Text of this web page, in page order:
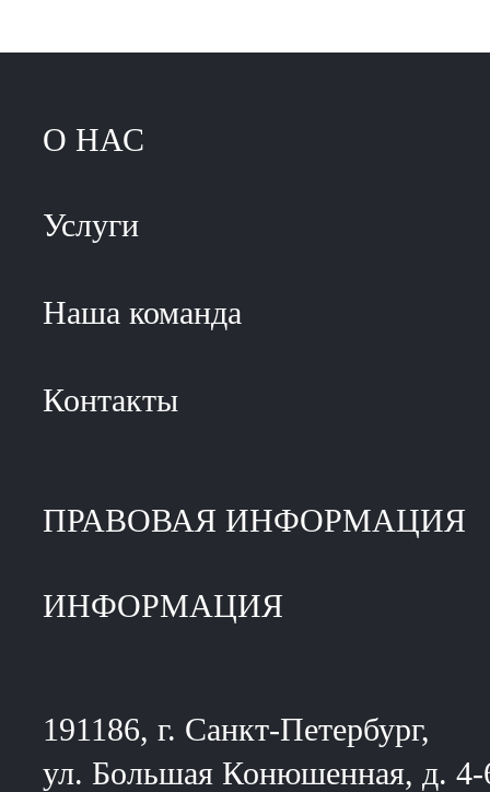
О НАС
Услуги
Наша команда
Контакты
ПРАВОВАЯ ИНФОРМАЦИЯ
ИНФОРМАЦИЯ
191186, г. Санкт-Петербург,
ул. Большая Конюшенная, д.